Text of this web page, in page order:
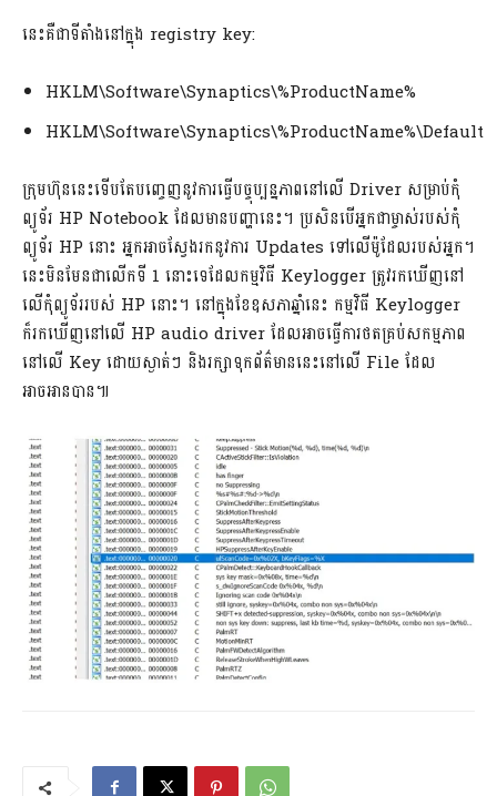
នេះគឺជាទីតាំងនៅក្នុង registry key:
HKLM\Software\Synaptics\%ProductName%
HKLM\Software\Synaptics\%ProductName%\Default
ក្រុមហ៊ុននេះទើបតែបញ្ចេញនូវការធ្វើបច្ចុប្បន្នភាពនៅលើ Driver សម្រាប់កុំ
ព្យូទ័រ HP Notebook ដែលមានបញ្ហានេះ។ ប្រសិនបើអ្នកជាម្ចាស់របស់កុំ
ព្យូទ័រ HP នោះ អ្នកអាចស្វែងរកនូវការ Updates ទៅលើម៉ូដែលរបស់អ្នក។
នេះមិនមែនជាលើកទី 1 នោះទេដែលកម្មវិធី Keylogger ត្រូវរកឃើញនៅ
លើកុំព្យូទ័ររបស់ HP នោះ។ នៅក្នុងខែឧសភាឆ្នាំនេះ កម្មវិធី Keylogger
ក៏រកឃើញនៅលើ HP audio driver ដែលអាចធ្វើការថតគ្រប់សកម្មភាព
នៅលើ Key ដោយស្ងាត់ៗ និងរក្សាទុកព័ត៌មាននេះនៅលើ File ដែល
អាចអានបាន៕